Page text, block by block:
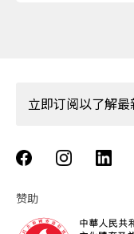
立即订阅以了解最
赞助